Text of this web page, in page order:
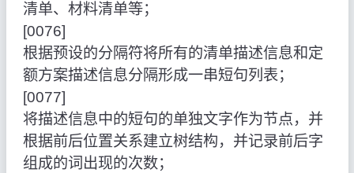
清单、材料清单等；
[0076]
根据预设的分隔符将所有的清单描述信息和定
额方案描述信息分隔形成一串短句列表；
[0077]
将描述信息中的短句的单独文字作为节点，并
根据前后位置关系建立树结构，并记录前后字
组成的词出现的次数；